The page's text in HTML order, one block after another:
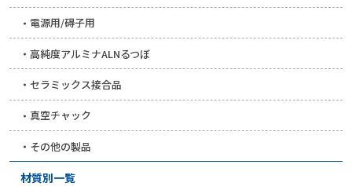
電源用/碍子用
高純度アルミナALNるつぼ
セラミックス接合品
真空チャック
その他の製品
材質別一覧